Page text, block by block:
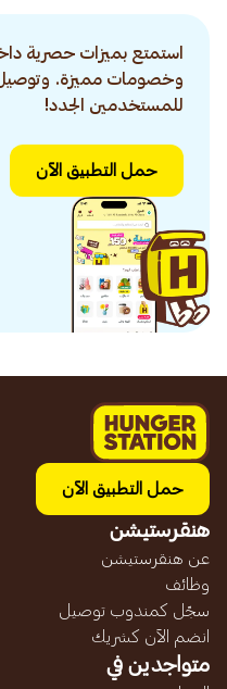
استمتع بميزات حصرية
وخصومات مميزة. وتوصيل
للمستخدمين الجدد!
حمل التطبيق الآن
حمل التطبيق الآن
هنقرستيشن
عن هنقرستيشن
وظائف
سجّل كمندوب توصيل
انضم الآن كشريك
متواجدين في